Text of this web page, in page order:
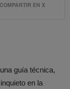
COMPARTIR EN X
guía técnica,
en la